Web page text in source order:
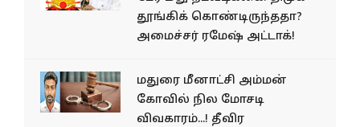
தூங்கிக் கொண்டிருந்ததா?
அமைச்சர் ரமேஷ் அட்டாக்!
மதுரை மீனாட்சி அம்மன்
கோவில் நில மோசடி
விவகாரம்...! தீவிர